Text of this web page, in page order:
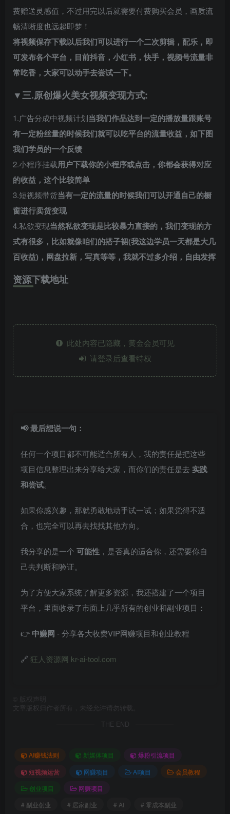
费赠送灵感值，不过用完以后就需要付费购买会员，画质流
畅清晰度也远超即梦！
将视频保存下载以后我们可以进行一个二次剪辑，配乐，即
可发布各个平台，目前抖音，小红书，快手，视频号流量非
常吃香，大家可以动手去尝试一下。
▼三.原创爆火美女视频变现方式:
1.广告分成中视频计划当我们作品达到一定的播放量跟账号
有一定粉丝量的时候我们就可以吃平台的流量收益，如下图
我们学员的一个反馈
2.小程序挂载用户下载你的小程序或点击，你都会获得对应
的收益，这个比较简单
3.短视频带货当有一定的流量的时候我们可以开通自己的橱
窗进行卖货变现
4.私欲变现当然私欲变现是比较暴力直接的，我们变现的方
式有很多，比如就像咱们的搭子裙(我这边学员一天都是大几
百收益)，网盘拉新，写真等等，我就不过多介绍，自由发挥
资源下载地址
此处内容已隐藏，黄金会员可见
请登录后查看特权
📢 最后想说一句：
任何一个项目都不可能适合所有人，我的责任是把这些
项目信息整理出来分享给大家，而你们的责任是去 实践
和尝试。
如果你感兴趣，那就勇敢地动手试一试；如果觉得不适
合，也完全可以再去找找其他方向。
我分享的是一个 可能性 ，是否真的适合你，还需要你自
己去判断和验证。
为了方便大家系统了解更多资源，我还搭建了一个项目
平台，里面收录了市面上几乎所有的创业和副业项目：
👉 中赚网 - 分享各大收费VIP网赚项目和创业教程
🔗 狂人资源网 kr-ai-tool.com
版权声明
文章版权归作者所有，未经允许请勿转载。
THE END
AI赚钱法则 新媒体项目
爆粉引流项目
短视频运营
网赚项目 AI项目
会员教程
创业项目
网赚项目
# 副业创业
# 居家副业 # AI
# 零成本副业